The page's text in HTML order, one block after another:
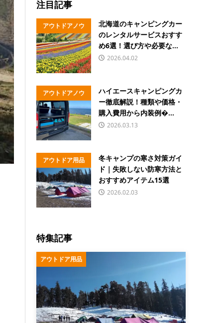
注目記事
アウトドアノウ
ハウ
北海道のキャンピングカー
のレンタルサービスおすす
め6選！選び方や必要な...
2026.04.02
アウトドアノウ
ハウ
ハイエースキャンピングカ
ー徹底解説！種類や価格・
購入費用から内装例�...
2026.03.13
アウトドア用品
冬キャンプの寒さ対策ガイ
ド｜失敗しない防寒方法と
おすすめアイテム15選
2026.02.03
特集記事
アウトドア用品